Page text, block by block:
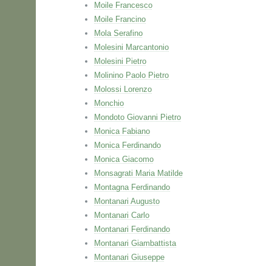
Moile Francesco
Moile Francino
Mola Serafino
Molesini Marcantonio
Molesini Pietro
Molinino Paolo Pietro
Molossi Lorenzo
Monchio
Mondoto Giovanni Pietro
Monica Fabiano
Monica Ferdinando
Monica Giacomo
Monsagrati Maria Matilde
Montagna Ferdinando
Montanari Augusto
Montanari Carlo
Montanari Ferdinando
Montanari Giambattista
Montanari Giuseppe